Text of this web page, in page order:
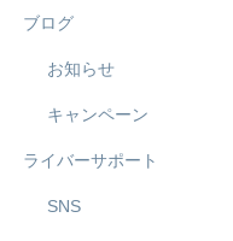
ブログ
お知らせ
キャンペーン
ライバーサポート
SNS